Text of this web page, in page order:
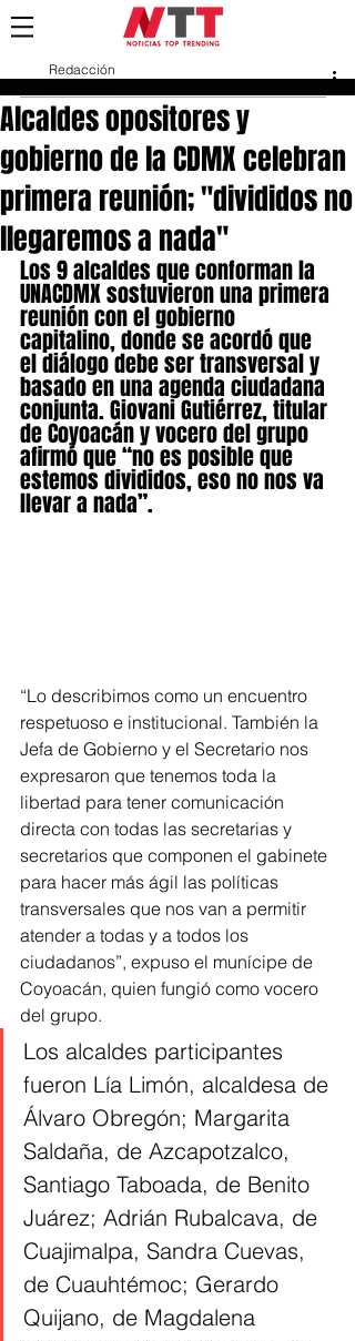
Alcaldes opositores y
gobierno de la CDMX celebran
primera reunión; "divididos no
llegaremos a nada"
Redacción
Los 9 alcaldes que conforman la
UNACDMX sostuvieron una primera
reunión con el gobierno
capitalino, donde se acordó que
el diálogo debe ser transversal y
basado en una agenda ciudadana
conjunta. Giovani Gutiérrez, titular
de Coyoacán y vocero del grupo
afirmó que “no es posible que
estemos divididos, eso no nos va
llevar a nada”.
“Lo describimos como un encuentro
respetuoso e institucional. También la
Jefa de Gobierno y el Secretario nos
expresaron que tenemos toda la
libertad para tener comunicación
directa con todas las secretarias y
secretarios que componen el gabinete
para hacer más ágil las políticas
transversales que nos van a permitir
atender a todas y a todos los
ciudadanos”, expuso el munícipe de
Coyoacán, quien fungió como vocero
del grupo.
Los alcaldes participantes
fueron Lía Limón, alcaldesa de
Álvaro Obregón; Margarita
Saldaña, de Azcapotzalco,
Santiago Taboada, de Benito
Juárez; Adrián Rubalcava, de
Cuajimalpa, Sandra Cuevas,
de Cuauhtémoc; Gerardo
Quijano, de Magdalena